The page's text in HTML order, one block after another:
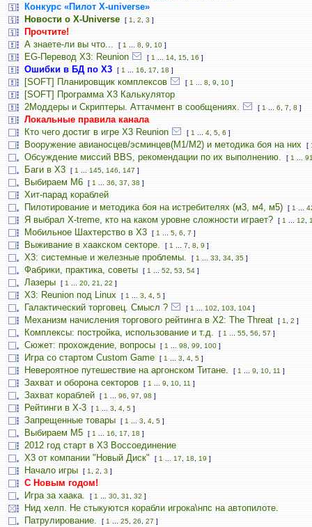
Конкурс «Пилот Х-universe»
Новости о X-Universe
[ 1 2 3 ]
Прочтите!
А знаете-ли вы что...
[ 1 8 9 10 ]
EG-Перевод X3: Reunion [ 1 14 15 16 ]
Ошибки в БД по Х3 [ 1 16 17 18 ]
[SOFT] Планировщик комплексов [ 1 8 9 10 ]
[SOFT] Программа X3 Калькулятор
2Моддеры и Скриптеры. Аттачмент в сообщениях.
[ 1 6 7 8 ]
Локальные правила канала
Кто чего достиг в игре Х3 Reunion
[ 1 4 5 6 ]
Вооружение авианосцев/эсминцев(М1/М2) и методика боя на них [
Обсуждение миссий BBS, рекомендации по их выполнению. [ 1
Баги в Х3 [ 1 145 146 147 ]
Выбираем M6 [ 1 36 37 38 ]
Хит-парад кораблей
Пилотирование и методика боя на истребителях (м3, м4, м5)
[ 1
Я выбрал X-treme, кто на каком уровне сложности играет? [ 1 12
Мобильное Шахтерство в Х3 [ 1 5 6 7 ]
Выживание в хаакском секторе. [ 1 7 8 9 ]
Х3: системные и железные проблемы. [ 1 33 34 35 ]
Фабрики, практика, советы [ 1 52 53 54 ]
Лазеры [ 1 20 21 22 ]
X3: Reunion под Linux [ 1 3 4 5 ]
Галактический торговец. Смысл ? [ 1 102 103 104 ]
Механизм начисления торгового рейтинга в Х2: The Threat [ 1 2 ]
Комплексы: постройка, использование и т.д. [ 1 55 56 57 ]
Сюжет: прохождение, вопросы [ 1 98 99 100 ]
Игра со стартом Custom Game [ 1 3 4 5 ]
Невероятное путешествие на аргонском Титане. [ 1 9 10 11 ]
Захват и оборона секторов [ 1 9 10 11 ]
Захват кораблей [ 1 96 97 98 ]
Рейтинги в Х-3 [ 1 3 4 5 ]
Запрещенные товары [ 1 3 4 5 ]
Выбираем М5 [ 1 16 17 18 ]
2012 год старт в Х3 Воссоединение
X3 от компании "Новый Диск"
[ 1 17 18 19 ]
Начало игры [ 1 2 3 ]
С Новым годом!
Игра за хаака.
[ 1 30 31 32 ]
Нид хелп. Не стыкуются корабли игрока\нпс на автопилоте.
Патрулирование.
[ 1 25 26 27 ]